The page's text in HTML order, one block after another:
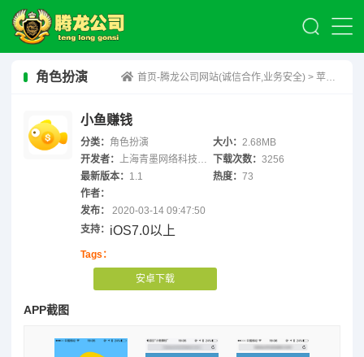
角色扮演 首页-腾龙公司网站(诚信合作,业务安全) > 苹果赚钱
小鱼赚钱
分类： 角色扮演 大小：2.68MB
开发者： 上海青墨网络科技有限公司 下载次数：3256
最新版本： 1.1 热度：73
作者：
发布：
2020-03-14 09:47:50
支持： iOS7.0以上
Tags：
安卓下载
APP截图